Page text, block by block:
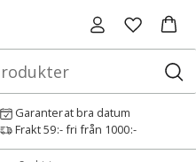
Garanterat bra datum
Frakt 59:- fri från 1000:-